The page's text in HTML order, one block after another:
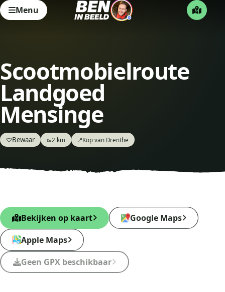
Menu
Scootmobielroute
Landgoed
Mensinge
♡Bewaar 🥾2 km 📍Kop van Drenthe
Bekijken op kaart
Google Maps
Apple Maps
Geen GPX beschikbaar